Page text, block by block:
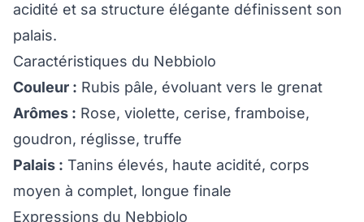
acidité et sa structure élégante définissent son
palais.
Caractéristiques du Nebbiolo
Couleur : Rubis pâle, évoluant vers le grenat
Arômes : Rose, violette, cerise, framboise,
goudron, réglisse, truffe
Palais : Tanins élevés, haute acidité, corps
moyen à complet, longue finale
Expressions du Nebbiolo